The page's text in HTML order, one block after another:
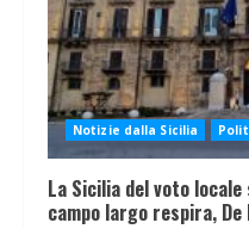
Notizie dalla Sicilia
La Sicilia del voto
campo largo respira,